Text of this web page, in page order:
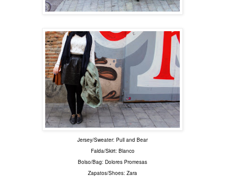
Jersey/Sweater: Pull and Bear
Falda/Skirt: Blanco
Bolso/Bag: Dolores Promesas
Zapatos/Shoes: Zara